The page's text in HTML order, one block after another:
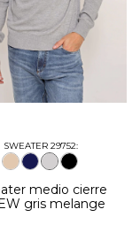
SWEATER 29752:
medio cierre
gris melange